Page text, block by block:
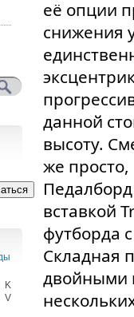
K
V
её опции
снижения
данной
высоту.
же
вставкой
футборда
Складная
двойными